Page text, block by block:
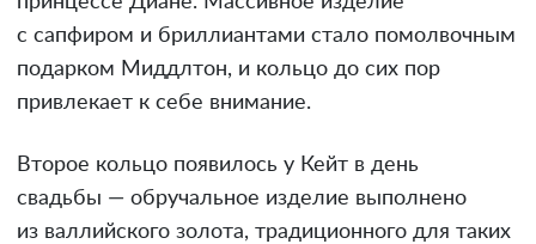
с сапфиром и бриллиантами стало помолвочным
подарком Миддлтон, и кольцо до сих пор
привлекает к себе внимание.
Второе кольцо появилось у Кейт в день
свадьбы — обручальное изделие выполнено
из валлийского золота, традиционного для таких